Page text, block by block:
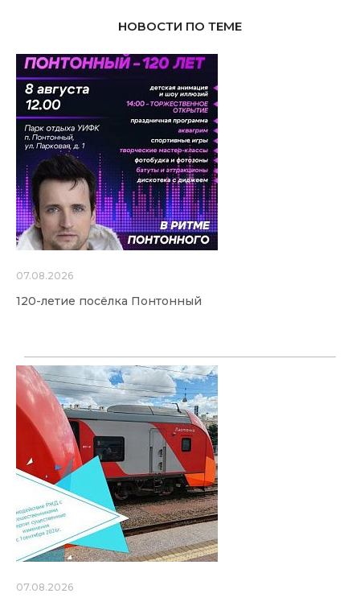
НОВОСТИ ПО ТЕМЕ
07.08.2026
120-летие посёлка Понтонный
07.08.2026